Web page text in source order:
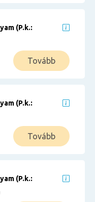
(P.k.:
Tovább
(P.k.:
Tovább
(P.k.: